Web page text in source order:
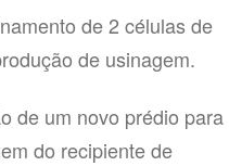
de 2 células de
de usinagem.
de um novo prédio para
do recipiente de